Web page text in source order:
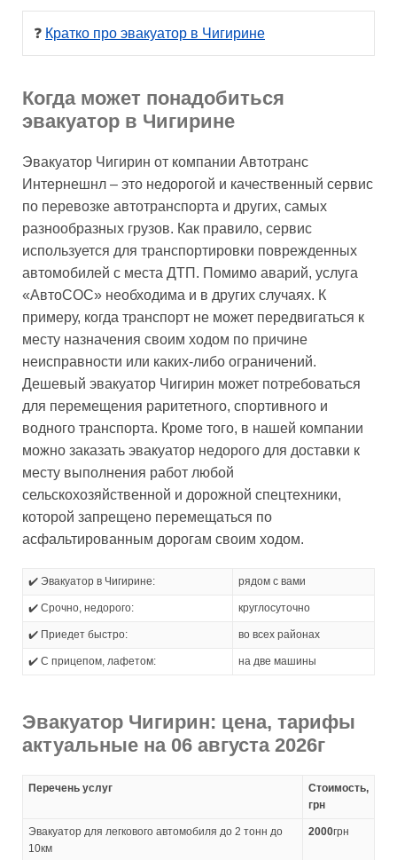
❓ Кратко про эвакуатор в Чигирине
Когда может понадобиться
эвакуатор в Чигирине
Эвакуатор Чигирин от компании Автотранс
Интернешнл – это недорогой и качественный сервис
по перевозке автотранспорта и других, самых
разнообразных грузов. Как правило, сервис
используется для транспортировки поврежденных
автомобилей с места ДТП. Помимо аварий, услуга
«АвтоСОС» необходима и в других случаях. К
примеру, когда транспорт не может передвигаться к
месту назначения своим ходом по причине
неисправности или каких-либо ограничений.
Дешевый эвакуатор Чигирин может потребоваться
для перемещения раритетного, спортивного и
водного транспорта. Кроме того, в нашей компании
можно заказать эвакуатор недорого для доставки к
месту выполнения работ любой
сельскохозяйственной и дорожной спецтехники,
которой запрещено перемещаться по
асфальтированным дорогам своим ходом.
✔️ Эвакуатор в Чигирине: рядом с вами
✔️ Срочно, недорого: круглосуточно
✔️ Приедет быстро: во всех районах
✔️ С прицепом, лафетом: на две машины
Эвакуатор Чигирин: цена, тарифы
актуальные на 06 августа 2026г
Перечень услуг
Стоимость,
грн
Эвакуатор для легкового автомобиля до 2 тонн до
10км
2000грн